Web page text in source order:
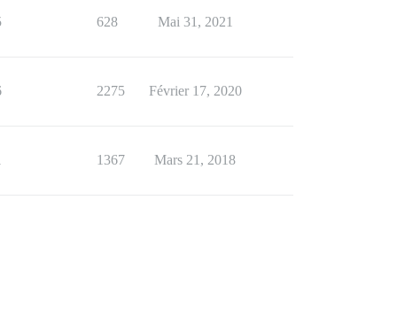
628 Mai 31, 2021
2275 Février 17, 2020
1367 Mars 21, 2018